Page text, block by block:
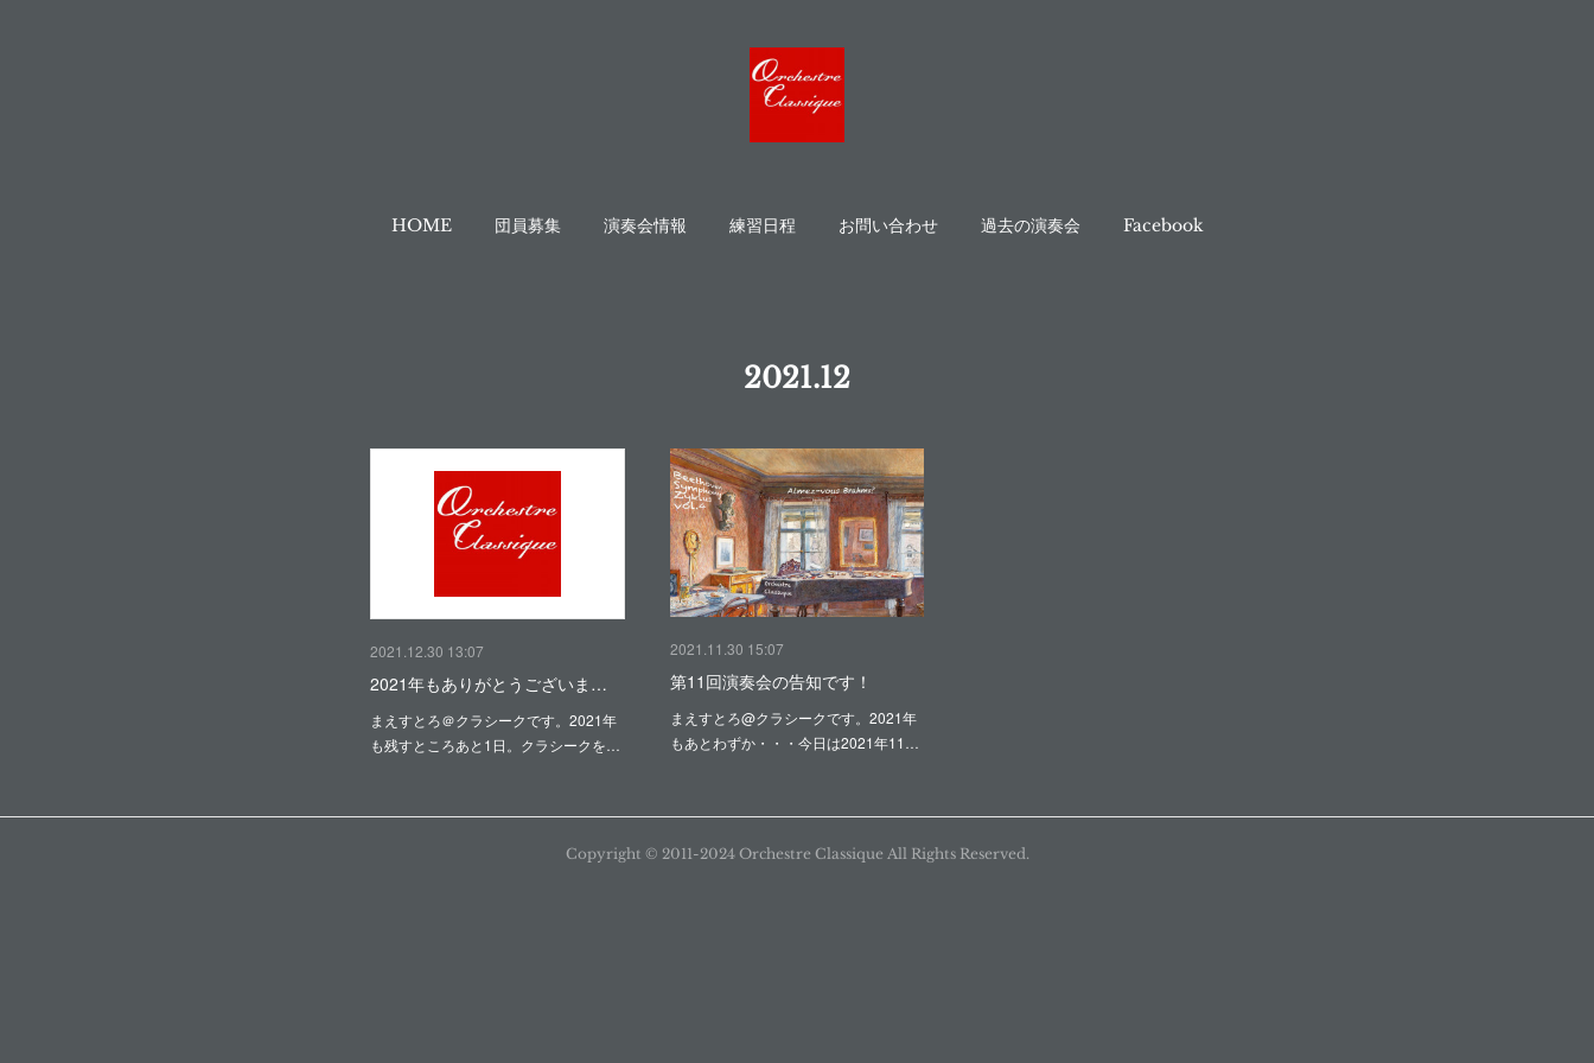
HOME 団員募集 演奏会情報 練習日程 お問い合わせ 過去の演奏会 Facebook
2021.12
2021.12.30 13:07
2021年もありがとうございま…
まえすとろ＠クラシークです。2021年
も残すところあと1日。クラシークを…
2021.11.30 15:07
第11回演奏会の告知です！
まえすとろ@クラシークです。2021年
もあとわずか・・・今日は2021年11…
Copyright ©︎ 2011-2024 Orchestre Classique All Rights Reserved.